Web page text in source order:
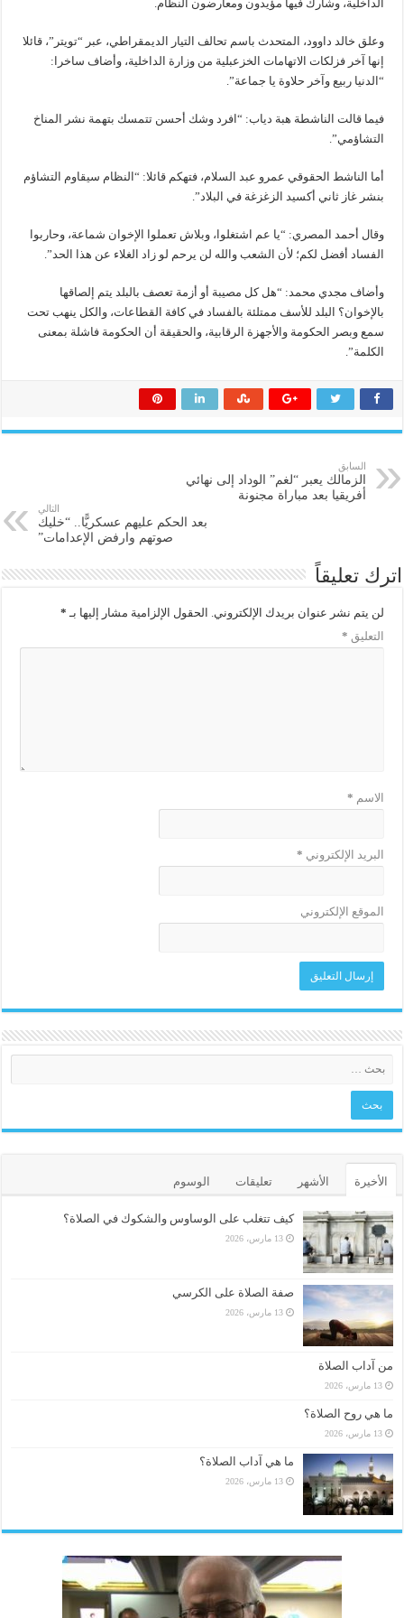
الداخلية، وشارك فيها مؤيدون ومعارضون النظام.
وعلق خالد داوود، المتحدث باسم تحالف التيار الديمقراطي، عبر “تويتر”، قائلا
إنها آخر فزلكات الاتهامات الخزعبلية من وزارة الداخلية، وأضاف ساخرا:
“الدنيا ربيع وآخر حلاوة يا جماعة”.
فيما قالت الناشطة هبة دياب: “افرد وشك أحسن تتمسك بتهمة نشر المناخ
التشاؤمي”.
أما الناشط الحقوقي عمرو عبد السلام، فتهكم قائلا: “النظام سيقاوم التشاؤم
بنشر غاز ثاني أكسيد الزغزغة في البلاد”.
وقال أحمد المصري: “يا عم اشتغلوا، وبلاش تعملوا الإخوان شماعة، وحاربوا
الفساد أفضل لكم؛ لأن الشعب والله لن يرحم لو زاد الغلاء عن هذا الحد”.
وأضاف مجدي محمد: “هل كل مصيبة أو أزمة تعصف بالبلد يتم إلصاقها
بالإخوان؟ البلد للأسف ممتلئة بالفساد في كافة القطاعات، والكل ينهب تحت
سمع وبصر الحكومة والأجهزة الرقابية، والحقيقة أن الحكومة فاشلة بمعنى
الكلمة”.
السابق
الزمالك يعبر “لغم” الوداد إلى نهائي
أفريقيا بعد مباراة مجنونة
التالي
بعد الحكم عليهم عسكريًّا.. “خليك
صوتهم وارفض الإعدامات”
اترك تعليقاً
لن يتم نشر عنوان بريدك الإلكتروني. الحقول الإلزامية مشار إليها بـ *
التعليق *
الاسم *
البريد الإلكتروني *
الموقع الإلكتروني
الأخيرة الأشهر تعليقات الوسوم
كيف تتغلب على الوساوس والشكوك في الصلاة؟
13 مارس، 2026
صفة الصلاة على الكرسي
13 مارس، 2026
من آداب الصلاة
13 مارس، 2026
ما هي روح الصلاة؟
13 مارس، 2026
ما هي آداب الصلاة؟
13 مارس، 2026